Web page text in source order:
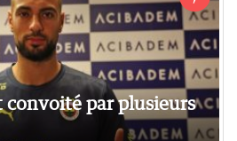
convoité par plusieurs